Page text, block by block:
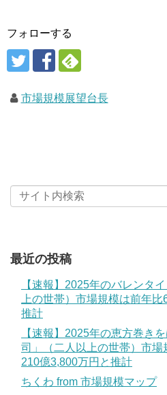
フォローする
市場規模展望台長
最近の投稿
【速報】2025年のバレンタ
上の世帯）市場規模は前年
推計
【速報】2025年の恵方巻き
司」（二人以上の世帯）市
210億3,800万円と推計
ちくわ from 市場規模マップ